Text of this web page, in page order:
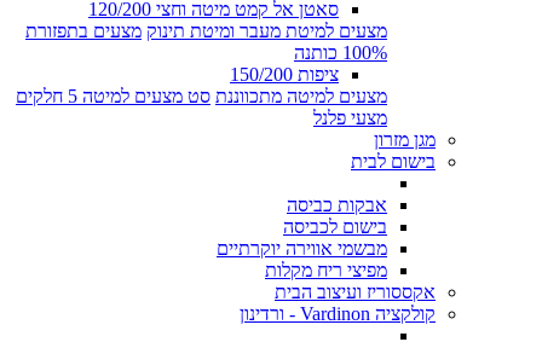
סאטן אל קמט מיטה וחצי 120/200
מצעים למיטת מעבר ומיטת תינוק מצעים בתפזורת
100% כותנה
ציפות 150/200
מצעים למיטה מתכווננת סט מצעים למיטה 5 חלקים
מצעי פלנל
מגן מזרון
בישום לבית
אבקות כביסה
בישום לכביסה
מבשמי אווירה יוקרתיים
מפיצי ריח מקלות
אקססוריז ועיצוב הבית
קולקציה Vardinon - ורדינון